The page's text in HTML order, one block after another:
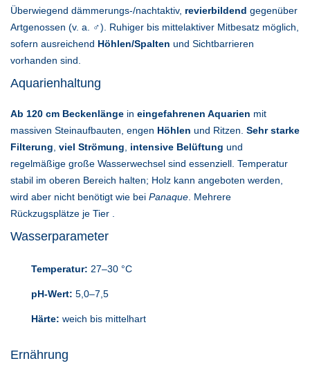
Überwiegend dämmerungs-/nachtaktiv, revierbildend gegenüber
Artgenossen (v. a. ♂). Ruhiger bis mittelaktiver Mitbesatz möglich,
sofern ausreichend Höhlen/Spalten und Sichtbarrieren
vorhanden sind.
Aquarienhaltung
Ab 120 cm Beckenlänge in eingefahrenen Aquarien mit
massiven Steinaufbauten, engen Höhlen und Ritzen. Sehr starke
Filterung, viel Strömung, intensive Belüftung und
regelmäßige große Wasserwechsel sind essenziell. Temperatur
stabil im oberen Bereich halten; Holz kann angeboten werden,
wird aber nicht benötigt wie bei Panaque. Mehrere
Rückzugsplätze je Tier .
Wasserparameter
Temperatur: 27–30 °C
pH-Wert: 5,0–7,5
Härte: weich bis mittelhart
Ernährung